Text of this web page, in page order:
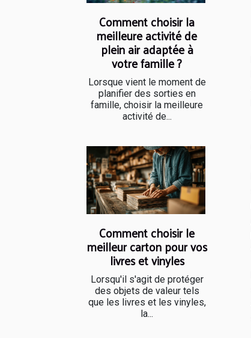
Comment choisir la
meilleure activité de
plein air adaptée à
votre famille ?
Lorsque vient le moment de
planifier des sorties en
famille, choisir la meilleure
activité de...
Comment choisir le
meilleur carton pour vos
livres et vinyles
Lorsqu'il s'agit de protéger
des objets de valeur tels
que les livres et les vinyles,
la...